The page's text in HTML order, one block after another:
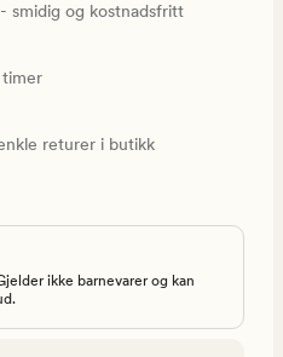
smidig og kostnadsfritt
timer
returer i butikk
ikke barnevarer og kan